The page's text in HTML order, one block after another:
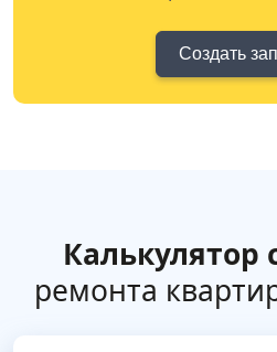
Создать
Калькулятор
ремонта